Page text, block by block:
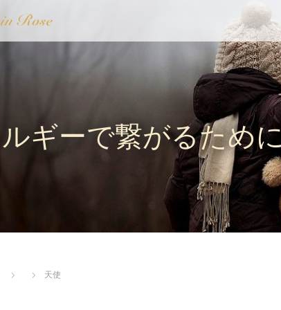
ギーで繋がるため
天使